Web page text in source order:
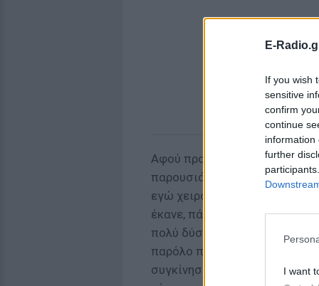
E-
If you wish
sensitive
confirm
continue
information
further
I want
Αφού προβλήθηκε βίντεο με
παρουσιάστρια πρόσθεσε στη
εγώ χειροκροτώ όρθια τη Σία
έκανε, πάρα πολύ αληθινό
πολύ δύσκολα σου
παρόλο που ήταν μέσα στο
συγκίνηση στα μάτια της.